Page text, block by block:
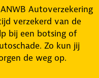
Autoverzekering
verzekerd van de
bij een botsing of
Zo kun jij
de weg op.